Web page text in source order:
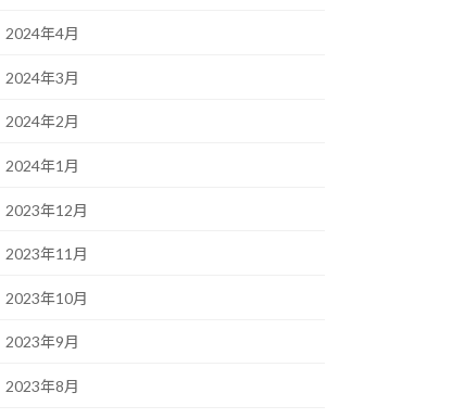
2024年4月
2024年3月
2024年2月
2024年1月
2023年12月
2023年11月
2023年10月
2023年9月
2023年8月